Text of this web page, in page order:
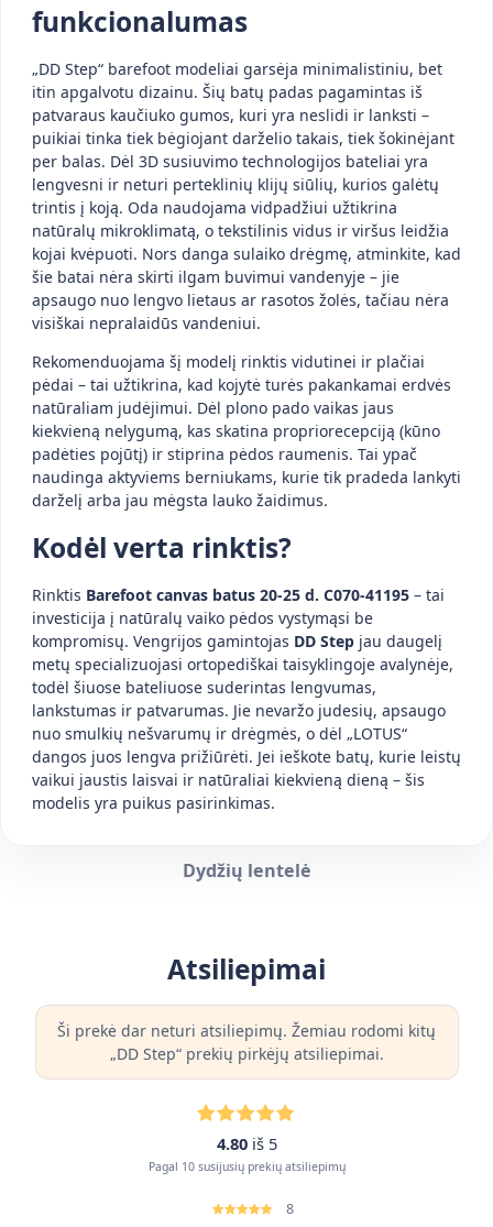
funkcionalumas
„DD Step“ barefoot modeliai garsėja minimalistiniu, bet
itin apgalvotu dizainu. Šių batų padas pagamintas iš
patvaraus kaučiuko gumos, kuri yra neslidi ir lanksti –
puikiai tinka tiek bėgiojant darželio takais, tiek šokinėjant
per balas. Dėl 3D susiuvimo technologijos bateliai yra
lengvesni ir neturi perteklinių klijų siūlių, kurios galėtų
trintis į koją. Oda naudojama vidpadžiui užtikrina
natūralų mikroklimatą, o tekstilinis vidus ir viršus leidžia
kojai kvėpuoti. Nors danga sulaiko drėgmę, atminkite, kad
šie batai nėra skirti ilgam buvimui vandenyje – jie
apsaugo nuo lengvo lietaus ar rasotos žolės, tačiau nėra
visiškai nepralaidūs vandeniui.
Rekomenduojama šį modelį rinktis vidutinei ir plačiai
pėdai – tai užtikrina, kad kojytė turės pakankamai erdvės
natūraliam judėjimui. Dėl plono pado vaikas jaus
kiekvieną nelygumą, kas skatina propriorecepciją (kūno
padėties pojūtį) ir stiprina pėdos raumenis. Tai ypač
naudinga aktyviems berniukams, kurie tik pradeda lankyti
darželį arba jau mėgsta lauko žaidimus.
Kodėl verta rinktis?
Rinktis Barefoot canvas batus 20-25 d. C070-41195 – tai
investicija į natūralų vaiko pėdos vystymąsi be
kompromisų. Vengrijos gamintojas DD Step jau daugelį
metų specializuojasi ortopediškai taisyklingoje avalynėje,
todėl šiuose bateliuose suderintas lengvumas,
lankstumas ir patvarumas. Jie nevaržo judesių, apsaugo
nuo smulkių nešvarumų ir drėgmės, o dėl „LOTUS“
dangos juos lengva prižiūrėti. Jei ieškote batų, kurie leistų
vaikui jaustis laisvai ir natūraliai kiekvieną dieną – šis
modelis yra puikus pasirinkimas.
Dydžių lentelė
Atsiliepimai
Ši prekė dar neturi atsiliepimų. Žemiau rodomi kitų
„DD Step“ prekių pirkėjų atsiliepimai.
4.80 iš 5
Pagal 10 susijusių prekių atsiliepimų
8